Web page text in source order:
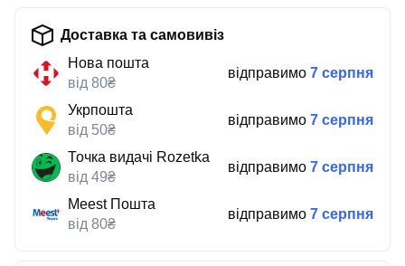
Доставка та самовивіз
Нова пошта
від 80₴
відправимо 7 серпня
Укрпошта
від 50₴
відправимо 7 серпня
Точка видачі Rozetka
від 49₴
відправимо 7 серпня
Meest Пошта
від 80₴
відправимо 7 серпня